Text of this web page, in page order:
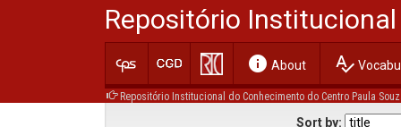
Repositório Institucional
info About spellcheck
Repositório Institucional do Conhecimento do Centro Paula
Jump to: 0-9 A
Sort by: